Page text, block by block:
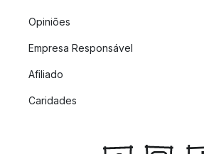
Opiniões
Empresa Responsável
Afiliado
Caridades